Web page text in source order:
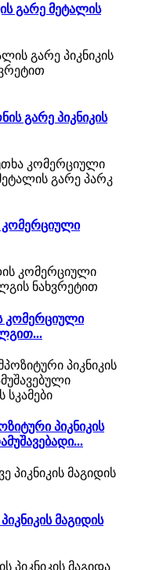
გარე მეტალის
გარე პიკნიკის
კომერციული
პიკნიკის
მაგიდის